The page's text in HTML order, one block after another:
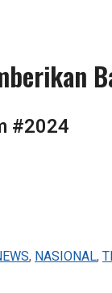
#2024
, NASIONAL,